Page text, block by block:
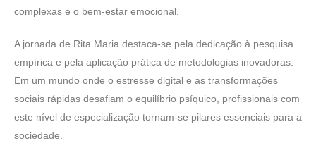
complexas e o bem-estar emocional.
A jornada de Rita Maria destaca-se pela dedicação à pesquisa
empírica e pela aplicação prática de metodologias inovadoras.
Em um mundo onde o estresse digital e as transformações
sociais rápidas desafiam o equilíbrio psíquico, profissionais com
este nível de especialização tornam-se pilares essenciais para a
sociedade.